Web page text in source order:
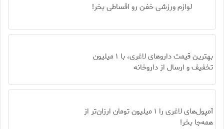
لوازم ورزشی خفن رو اقساطی بخر!
بهترین قیمت داروهای لاغری، با ۱ میلیون
تخفیف و ارسال از داروخانه‌
آمپول‌های لاغری را ۱ میلیون تومان ارزان‌تر از
همه‌جا بخر!